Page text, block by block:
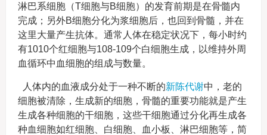
淋巴系细胞（T细胞与B细胞）的发育前期是在骨髓内
完成；另外B细胞分化为浆细胞后，也回到骨髓，并在
这里大量产生抗体。通常人体在稳定状况下，每小时约
有1010个红细胞与108-109个白细胞生成，以维持外周
血循环中血细胞的组成与数量。
人体内的血液成分处于一种不断的新陈代谢中，老的
细胞被清除，生成新的细胞，骨髓的重要功能就是产生
生成各种细胞的干细胞，这些干细胞通过分化再生成各
种血细胞如红细胞、白细胞、血小板、淋巴细胞等，简